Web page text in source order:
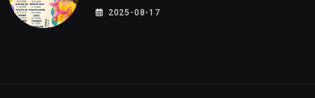
– jesień 2025
2025-08-17